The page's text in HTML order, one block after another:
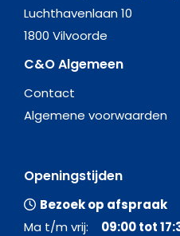
Luchthavenlaan 10
1800 Vilvoorde
C&O Algemeen
Contact
Algemene voorwaarden
Openingstijden
Bezoek op afspraak
Ma t/m vrij: 09:00 tot